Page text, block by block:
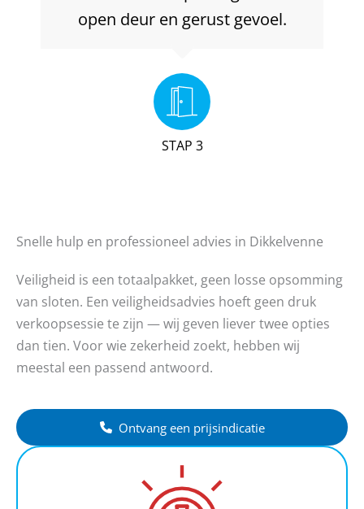
open deur en gerust gevoel.
STAP 3
Snelle hulp en professioneel advies in Dikkelvenne
Veiligheid is een totaalpakket, geen losse opsomming
van sloten. Een veiligheidsadvies hoeft geen druk
verkoopsessie te zijn — wij geven liever twee opties
dan tien. Voor wie zekerheid zoekt, hebben wij
meestal een passend antwoord.
Ontvang een prijsindicatie